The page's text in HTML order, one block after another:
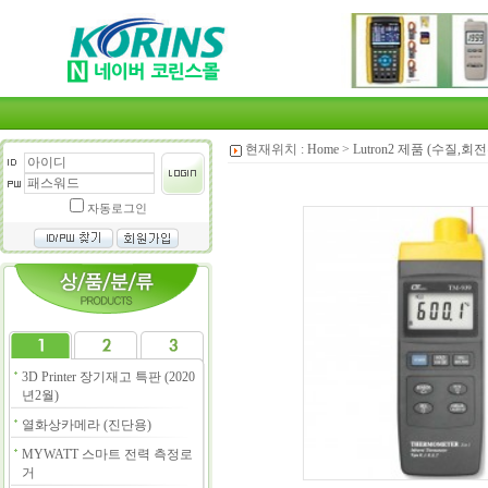
자동로그인
3D Printer 장기재고 특판 (2020
년2월)
열화상카메라 (진단용)
MYWATT 스마트 전력 측정로
거
현재위치 : Home > Lutron2 제품 (수질,회